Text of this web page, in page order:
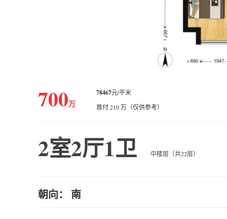
700万
78467元/平米
首付 210 万（仅供参考）
2室2厅1卫 中楼层（共22层）
朝向： 南